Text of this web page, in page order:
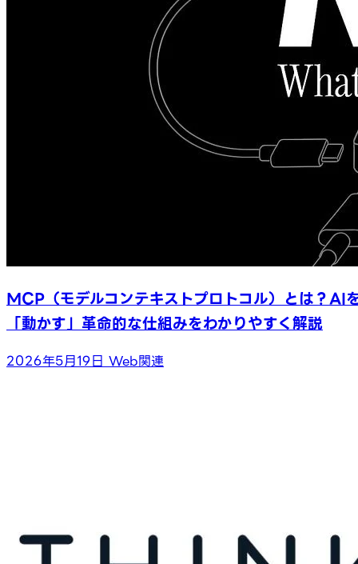
MCP（モデルコンテキストプロトコル）とは？AI
「動かす」革命的な仕組みをわかりやすく解説
2026年5月19日 Web関連